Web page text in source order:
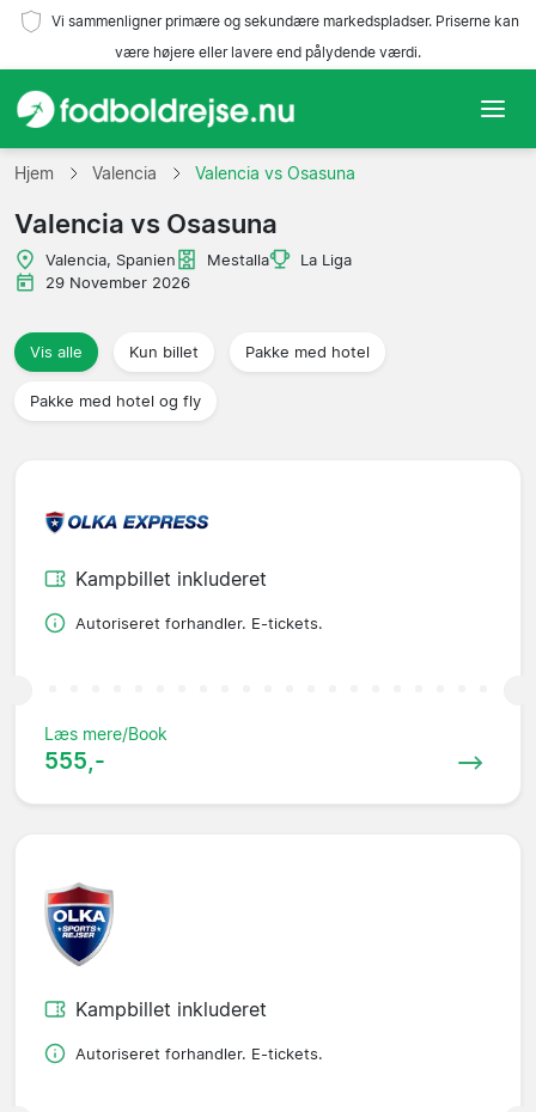
Vi sammenligner primære og sekundære markedspladser. Priserne kan
være højere eller lavere end pålydende værdi.
Hjem
Hold
Ligaer
Rejsebureauer
Hjem Valencia Valencia vs Osasuna
Valencia vs Osasuna
Valencia, Spanien Mestalla
La Liga
29 November 2026
Vis alle Kun billet Pakke med hotel
Pakke med hotel og fly
Kampbillet inkluderet
Autoriseret forhandler. E-tickets.
Læs mere/Book
555,-
Kampbillet inkluderet
Autoriseret forhandler. E-tickets.